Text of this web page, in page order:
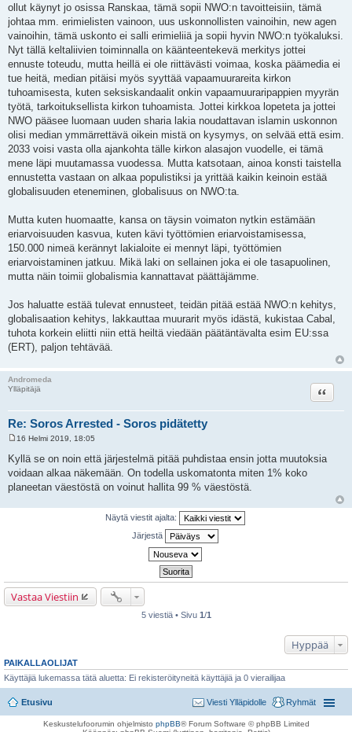
ollut käynyt jo osissa Ranskaa, tämä sopii NWO:n tavoitteisiin, tämä
johtaa mm. erimielisten vainoon, uus uskonnollisten vainoihin, new agen
vainoihin, tämä uskonto ei salli erimieliiä ja sopii hyvin NWO:n työkaluksi.
Nyt tällä keltaliivien toiminnalla on käänteentekevä merkitys jottei
ennuste toteudu, mutta heillä ei ole riittävästi voimaa, koska päämedia ei
tue heitä, median pitäisi myös syyttää vapaamuurareita kirkon
tuhoamisesta, kuten seksiskandaalit onkin vapaamuuraripappien myyrän
työtä, tarkoituksellista kirkon tuhoamista. Jottei kirkkoa lopeteta ja jottei
NWO pääsee luomaan uuden sharia lakia noudattavan islamin uskonnon
olisi median ymmärrettävä oikein mistä on kysymys, on selvää että esim.
2033 voisi vasta olla ajankohta tälle kirkon alasajon vuodelle, ei tämä
mene läpi muutamassa vuodessa. Mutta katsotaan, ainoa konsti taistella
ennustetta vastaan on alkaa populistiksi ja yrittää kaikin keinoin estää
globalisuuden eteneminen, globalisuus on NWO:ta.
Mutta kuten huomaatte, kansa on täysin voimaton nytkin estämään
eriarvoisuuden kasvua, kuten kävi työttömien eriarvoistamisessa,
150.000 nimeä kerännyt lakialoite ei mennyt läpi, työttömien
eriarvoistaminen jatkuu. Mikä laki on sellainen joka ei ole tasapuolinen,
mutta näin toimii globalismia kannattavat päättäjämme.
Jos haluatte estää tulevat ennusteet, teidän pitää estää NWO:n kehitys,
globalisaation kehitys, lakkauttaa muurarit myös idästä, kukistaa Cabal,
tuhota korkein eliitti niin että heiltä viedään päätäntävalta esim EU:ssa
(ERT), paljon tehtävää.
Andromeda
Ylläpitäjä
Re: Soros Arrested - Soros pidätetty
Lainaa
e
s
i
16 Helmi 2019, 18:05
Kyllä se on noin että järjestelmä pitää puhdistaa ensin jotta muutoksia
voidaan alkaa näkemään. On todella uskomatonta miten 1% koko
planeetan väestöstä on voinut hallita 99 % väestöstä.
Näytä viestit ajalta:
Järjestä
Vastaa Viestiin
5 viestiä • Sivu 1/1
Hyppää
PAIKALLAOLIJAT
Käyttäjiä lukemassa tätä aluetta: Ei rekisteröityneitä käyttäjiä ja 0 vierailijaa
Etusivu Ryhmät
Viesti Ylläpidolle
Keskustelufoorumin ohjelmisto phpBB® Forum Software © phpBB Limited